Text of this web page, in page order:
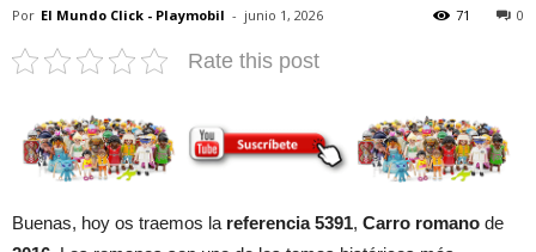
Por El Mundo Click - Playmobil - junio 1, 2026 0
71
Rate this post
Buenas, hoy os traemos la referencia 5391, Carro romano de